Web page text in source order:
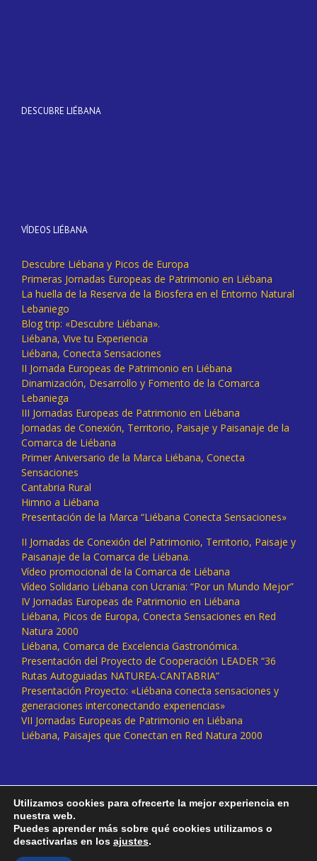
DESCUBRE LIÉBANA
VÍDEOS LIÉBANA
Descubre Liébana y Picos de Europa
Primeras Jornadas Europeas de Patrimonio en Liébana
La huella de la Reserva de la Biosfera en el Entorno Natural
Lebaniego
Blog trip: «Descubre Liébana».
Liébana, Vive tu Experiencia
Liébana, Conecta Sensaciones
II Jornada Europeas de Patrimonio en Liébana
Dinamización, Desarrollo y Fomento de la Comarca
Lebaniega
III Jornadas Europeas de Patrimonio en Liébana
Jornadas de Conexión, Territorio, Paisaje y Paisanaje de la
Comarca de Liébana
Primer Aniversario de la Marca Liébana, Conecta
Sensaciones
Cantabria Rural
Himno a Liébana
Presentación de la Marca “Liébana Conecta Sensaciones»
II Jornadas de Conexión del Patrimonio, Territorio, Paisaje y
Paisanaje de la Comarca de Liébana.
Vídeo promocional de la Comarca de Liébana
Vídeo Solidario Liébana con Ucrania: “Por un Mundo Mejor”
IV Jornadas Europeas de Patrimonio en Liébana
Liébana, Picos de Europa, Conecta Sensaciones en Red
Natura 2000
Liébana, Comarca de Excelencia Gastronómica.
Presentación del Proyecto de Cooperación LEADER “36
Rutas Autoguiadas NATUREA-CANTABRIA”
Presentación Proyecto: «Liébana conecta sensaciones y
generaciones interconectando experiencias»
VII Jornadas Europeas de Patrimonio en Liébana
Liébana, Paisajes que Conectan en Red Natura 2000
Utilizamos cookies para ofrecerte la mejor experiencia en
nuestra web.
Puedes aprender más sobre qué cookies utilizamos o
desactivarlas en los ajustes.